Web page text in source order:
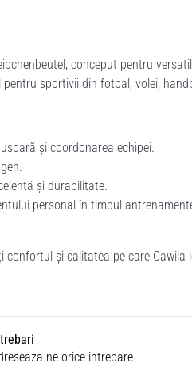
conceput pentru
sportivii din fotbal, volei,
și coordonarea echipei.
și durabilitate.
personal în timpul
confortul și calitatea pe care Cawila
ne orice intrebare